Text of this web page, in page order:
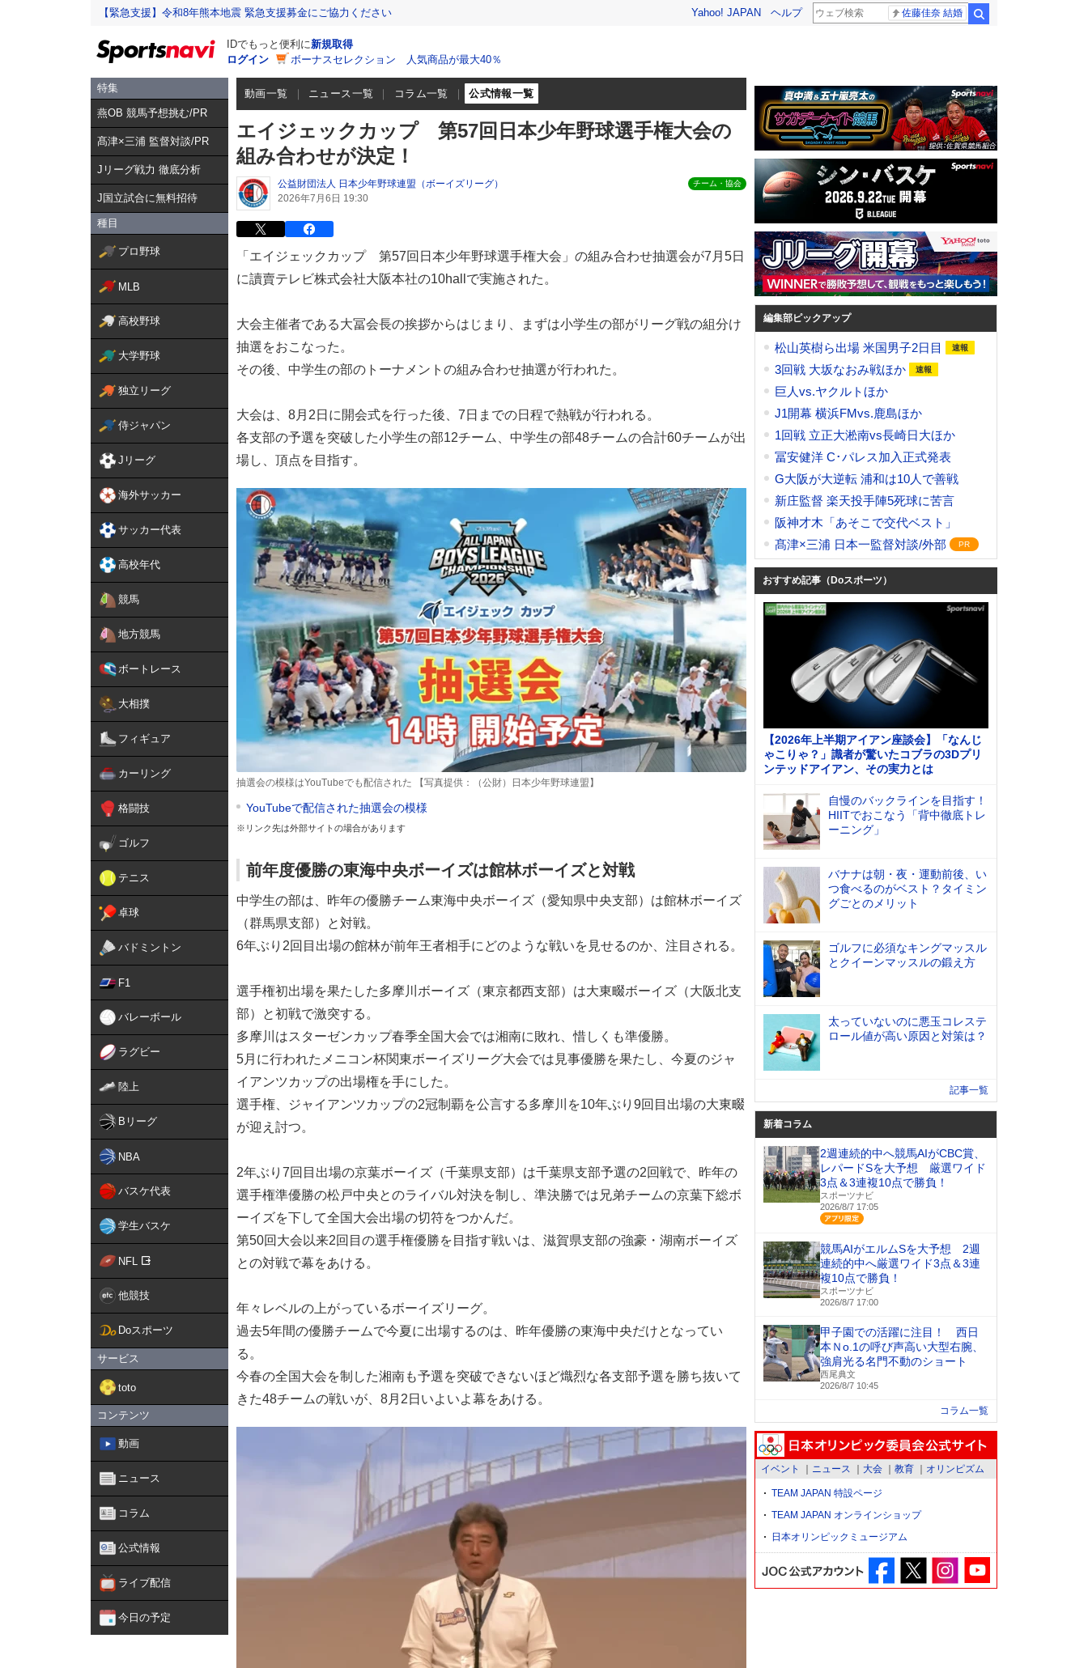
【緊急支援】令和8年熊本地震 緊急支援募金にご協力ください Yahoo! JAPAN ヘルプ 佐藤佳奈 結婚
IDでもっと便利に新規取得
ログイン
ボーナスセレクション 人気商品が最大40％
特集
燕OB 競馬予想挑む/PR
髙津×三浦 監督対談/PR
Jリーグ戦力 徹底分析
J国立試合に無料招待
種目
プロ野球
MLB
高校野球
大学野球
独立リーグ
侍ジャパン
Jリーグ
海外サッカー
サッカー代表
高校年代
競馬
地方競馬
ボートレース
大相撲
フィギュア
カーリング
格闘技
ゴルフ
テニス
卓球
バドミントン
F1
バレーボール
ラグビー
陸上
Bリーグ
NBA
バスケ代表
学生バスケ
NFL
他競技
Doスポーツ
サービス
toto
コンテンツ
動画
ニュース
コラム
公式情報
ライブ配信
今日の予定
動画一覧 ニュース一覧 コラム一覧 公式情報一覧
エイジェックカップ 第57回日本少年野球選手権大会の
組み合わせが決定！
公益財団法人 日本少年野球連盟（ボーイズリーグ）
2026年7月6日 19:30
チーム・協会
「エイジェックカップ 第57回日本少年野球選手権大会」の組み合わせ抽選会が7月5日
に讀賣テレビ株式会社大阪本社の10hallで実施された。
大会主催者である大冨会長の挨拶からはじまり、まずは小学生の部がリーグ戦の組分け
抽選をおこなった。
その後、中学生の部のトーナメントの組み合わせ抽選が行われた。
大会は、8月2日に開会式を行った後、7日までの日程で熱戦が行われる。
各支部の予選を突破した小学生の部12チーム、中学生の部48チームの合計60チームが出
場し、頂点を目指す。
抽選会の模様はYouTubeでも配信された 【写真提供：（公財）日本少年野球連盟】
YouTubeで配信された抽選会の模様
※リンク先は外部サイトの場合があります
前年度優勝の東海中央ボーイズは館林ボーイズと対戦
中学生の部は、昨年の優勝チーム東海中央ボーイズ（愛知県中央支部）は館林ボーイズ
（群馬県支部）と対戦。
6年ぶり2回目出場の館林が前年王者相手にどのような戦いを見せるのか、注目される。
選手権初出場を果たした多摩川ボーイズ（東京都西支部）は大東畷ボーイズ（大阪北支
部）と初戦で激突する。
多摩川はスターゼンカップ春季全国大会では湘南に敗れ、惜しくも準優勝。
5月に行われたメニコン杯関東ボーイズリーグ大会では見事優勝を果たし、今夏のジャ
イアンツカップの出場権を手にした。
選手権、ジャイアンツカップの2冠制覇を公言する多摩川を10年ぶり9回目出場の大東畷
が迎え討つ。
2年ぶり7回目出場の京葉ボーイズ（千葉県支部）は千葉県支部予選の2回戦で、昨年の
選手権準優勝の松戸中央とのライバル対決を制し、準決勝では兄弟チームの京葉下総ボ
ーイズを下して全国大会出場の切符をつかんだ。
第50回大会以来2回目の選手権優勝を目指す戦いは、滋賀県支部の強豪・湖南ボーイズ
との対戦で幕をあける。
年々レベルの上がっているボーイズリーグ。
過去5年間の優勝チームで今夏に出場するのは、昨年優勝の東海中央だけとなってい
る。
今春の全国大会を制した湘南も予選を突破できないほど熾烈な各支部予選を勝ち抜いて
きた48チームの戦いが、8月2日いよいよ幕をあける。
編集部ピックアップ
松山英樹ら出場 米国男子2日目
3回戦 大坂なおみ戦ほか
巨人vs.ヤクルトほか
J1開幕 横浜FMvs.鹿島ほか
1回戦 立正大淞南vs長崎日大ほか
冨安健洋 C･パレス加入正式発表
G大阪が大逆転 浦和は10人で善戦
新庄監督 楽天投手陣5死球に苦言
阪神才木「あそこで交代ベスト」
髙津×三浦 日本一監督対談/外部
おすすめ記事（Doスポーツ）
【2026年上半期アイアン座談会】「なんじ
ゃこりゃ？」識者が驚いたコブラの3Dプリ
ンテッドアイアン、その実力とは
自慢のバックラインを目指す！
HIITでおこなう「背中徹底トレ
ーニング」
バナナは朝・夜・運動前後、い
つ食べるのがベスト？タイミン
グごとのメリット
ゴルフに必須なキングマッスル
とクイーンマッスルの鍛え方
太っていないのに悪玉コレステ
ロール値が高い原因と対策は？
記事一覧
新着コラム
2週連続的中へ競馬AIがCBC賞、
レパードSを大予想 厳選ワイド
3点＆3連複10点で勝負！
スポーツナビ
2026/8/7 17:05
競馬AIがエルムSを大予想 2週
連続的中へ厳選ワイド3点＆3連
複10点で勝負！
スポーツナビ
2026/8/7 17:00
甲子園での活躍に注目！ 西日
本Ｎo.1の呼び声高い大型右腕、
強肩光る名門不動のショート
西尾典文
2026/8/7 10:45
コラム一覧
イベント ニュース 大会 教育 オリンピズム
TEAM JAPAN 特設ページ
TEAM JAPAN オンラインショップ
日本オリンピックミュージアム